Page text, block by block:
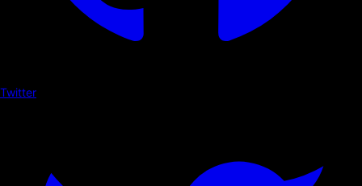
Twitter